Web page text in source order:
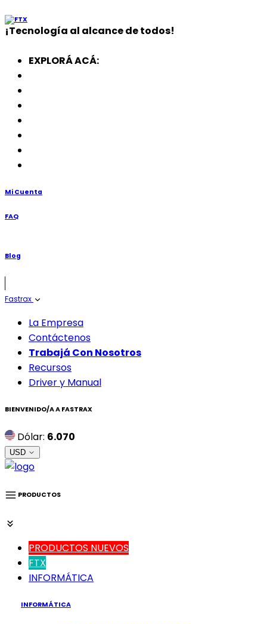
¡Tecnología al alcance de todos!
EXPLORÁ ACÁ:
Mi Cuenta
FAQ
Blog
Fastrax
La Empresa
Contáctenos
Trabajá Con Nosotros
Recursos
Driver y Manual
BIENVENIDO/A A FASTRAX
Dólar: 6.070
USD
PRODUCTOS
PRODUCTOS NUEVOS
FTX
INFORMÁTICA
INFORMÁTICA